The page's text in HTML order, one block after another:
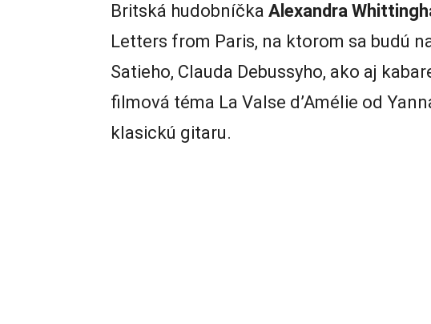
Britská hudobníčka Alexandra
Letters from Paris, na ktorom sa budú
Satieho, Clauda Debussyho, ako aj
filmová téma La Valse d’Amélie od
klasickú gitaru.